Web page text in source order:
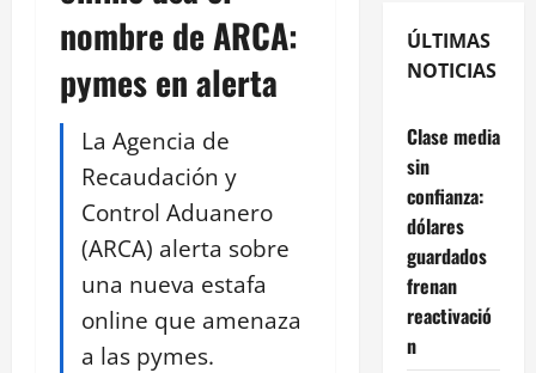
nombre de ARCA:
pymes en alerta
La Agencia de
Recaudación y
Control Aduanero
(ARCA) alerta sobre
una nueva estafa
online que amenaza
a las pymes.
ÚLTIMAS
NOTICIAS
Clase media
sin
confianza:
dólares
guardados
frenan
reactivació
n